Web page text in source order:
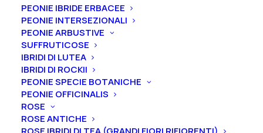
PEONIE IBRIDE ERBACEE
PEONIE INTERSEZIONALI
PEONIE ARBUSTIVE
SUFFRUTICOSE
IBRIDI DI LUTEA
IBRIDI DI ROCKII
PEONIE SPECIE BOTANICHE
PEONIE OFFICINALIS
ROSE
ROSE ANTICHE